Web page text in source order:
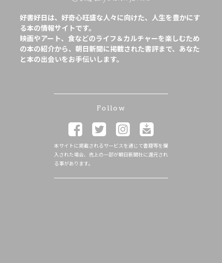
好書好日は、好奇心旺盛な人々に向けた、人生を豊かにす
る本の情報サイトです。
映画やアート、食などのライフ＆カルチャーを楽しむため
の本の紹介から、朝日新聞に掲載された書評まで、あなた
と本の出会いをお手伝いします。
Follow
本サイトに掲載されるサービスを通じて書籍等を購
入された場合、売上の一部が朝日新聞社に還元され
る事があります。